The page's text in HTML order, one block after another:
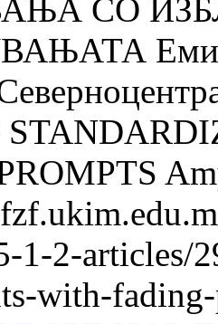
СО
Еми
1-2-articles/
with-